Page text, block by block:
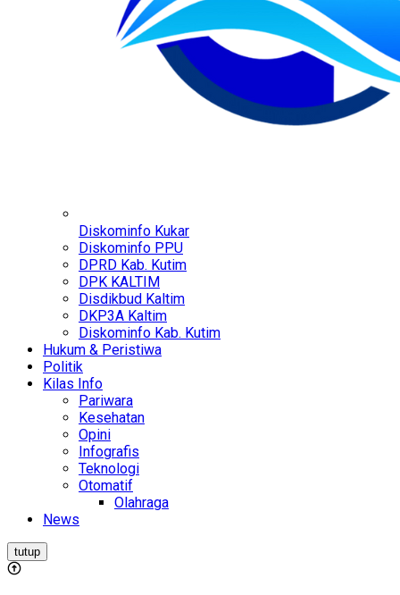
Diskominfo Kukar
Diskominfo PPU
DPRD Kab. Kutim
DPK KALTIM
Disdikbud Kaltim
DKP3A Kaltim
Diskominfo Kab. Kutim
Hukum & Peristiwa
Politik
Kilas Info
Pariwara
Kesehatan
Opini
Infografis
Teknologi
Otomatif
Olahraga
News
tutup